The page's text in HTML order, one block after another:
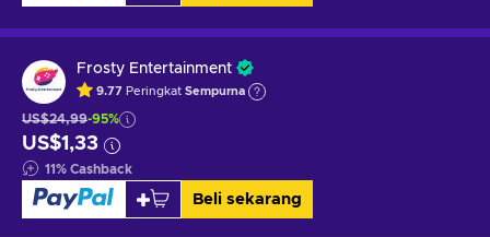
Frosty Entertainment
9.77 Peringkat Sempurna
US$24,99-95%
US$1,33
11% Cashback
Beli sekarang